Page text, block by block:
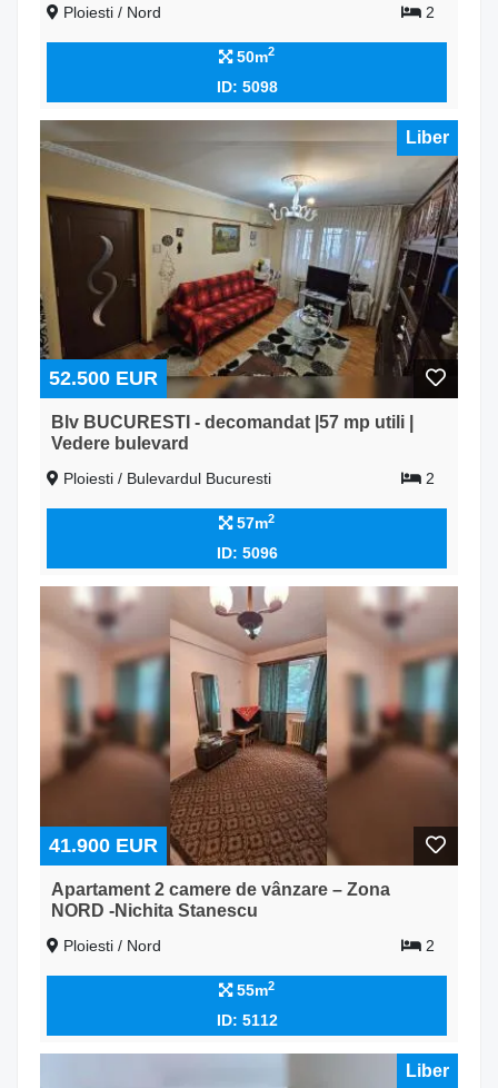
Ploiesti / Nord 2
50m2
ID: 5098
Liber
52.500 EUR
Blv BUCURESTI - decomandat |57 mp utili |
Vedere bulevard
Ploiesti / Bulevardul Bucuresti 2
57m2
ID: 5096
41.900 EUR
Apartament 2 camere de vânzare – Zona
NORD -Nichita Stanescu
Ploiesti / Nord 2
55m2
ID: 5112
Liber